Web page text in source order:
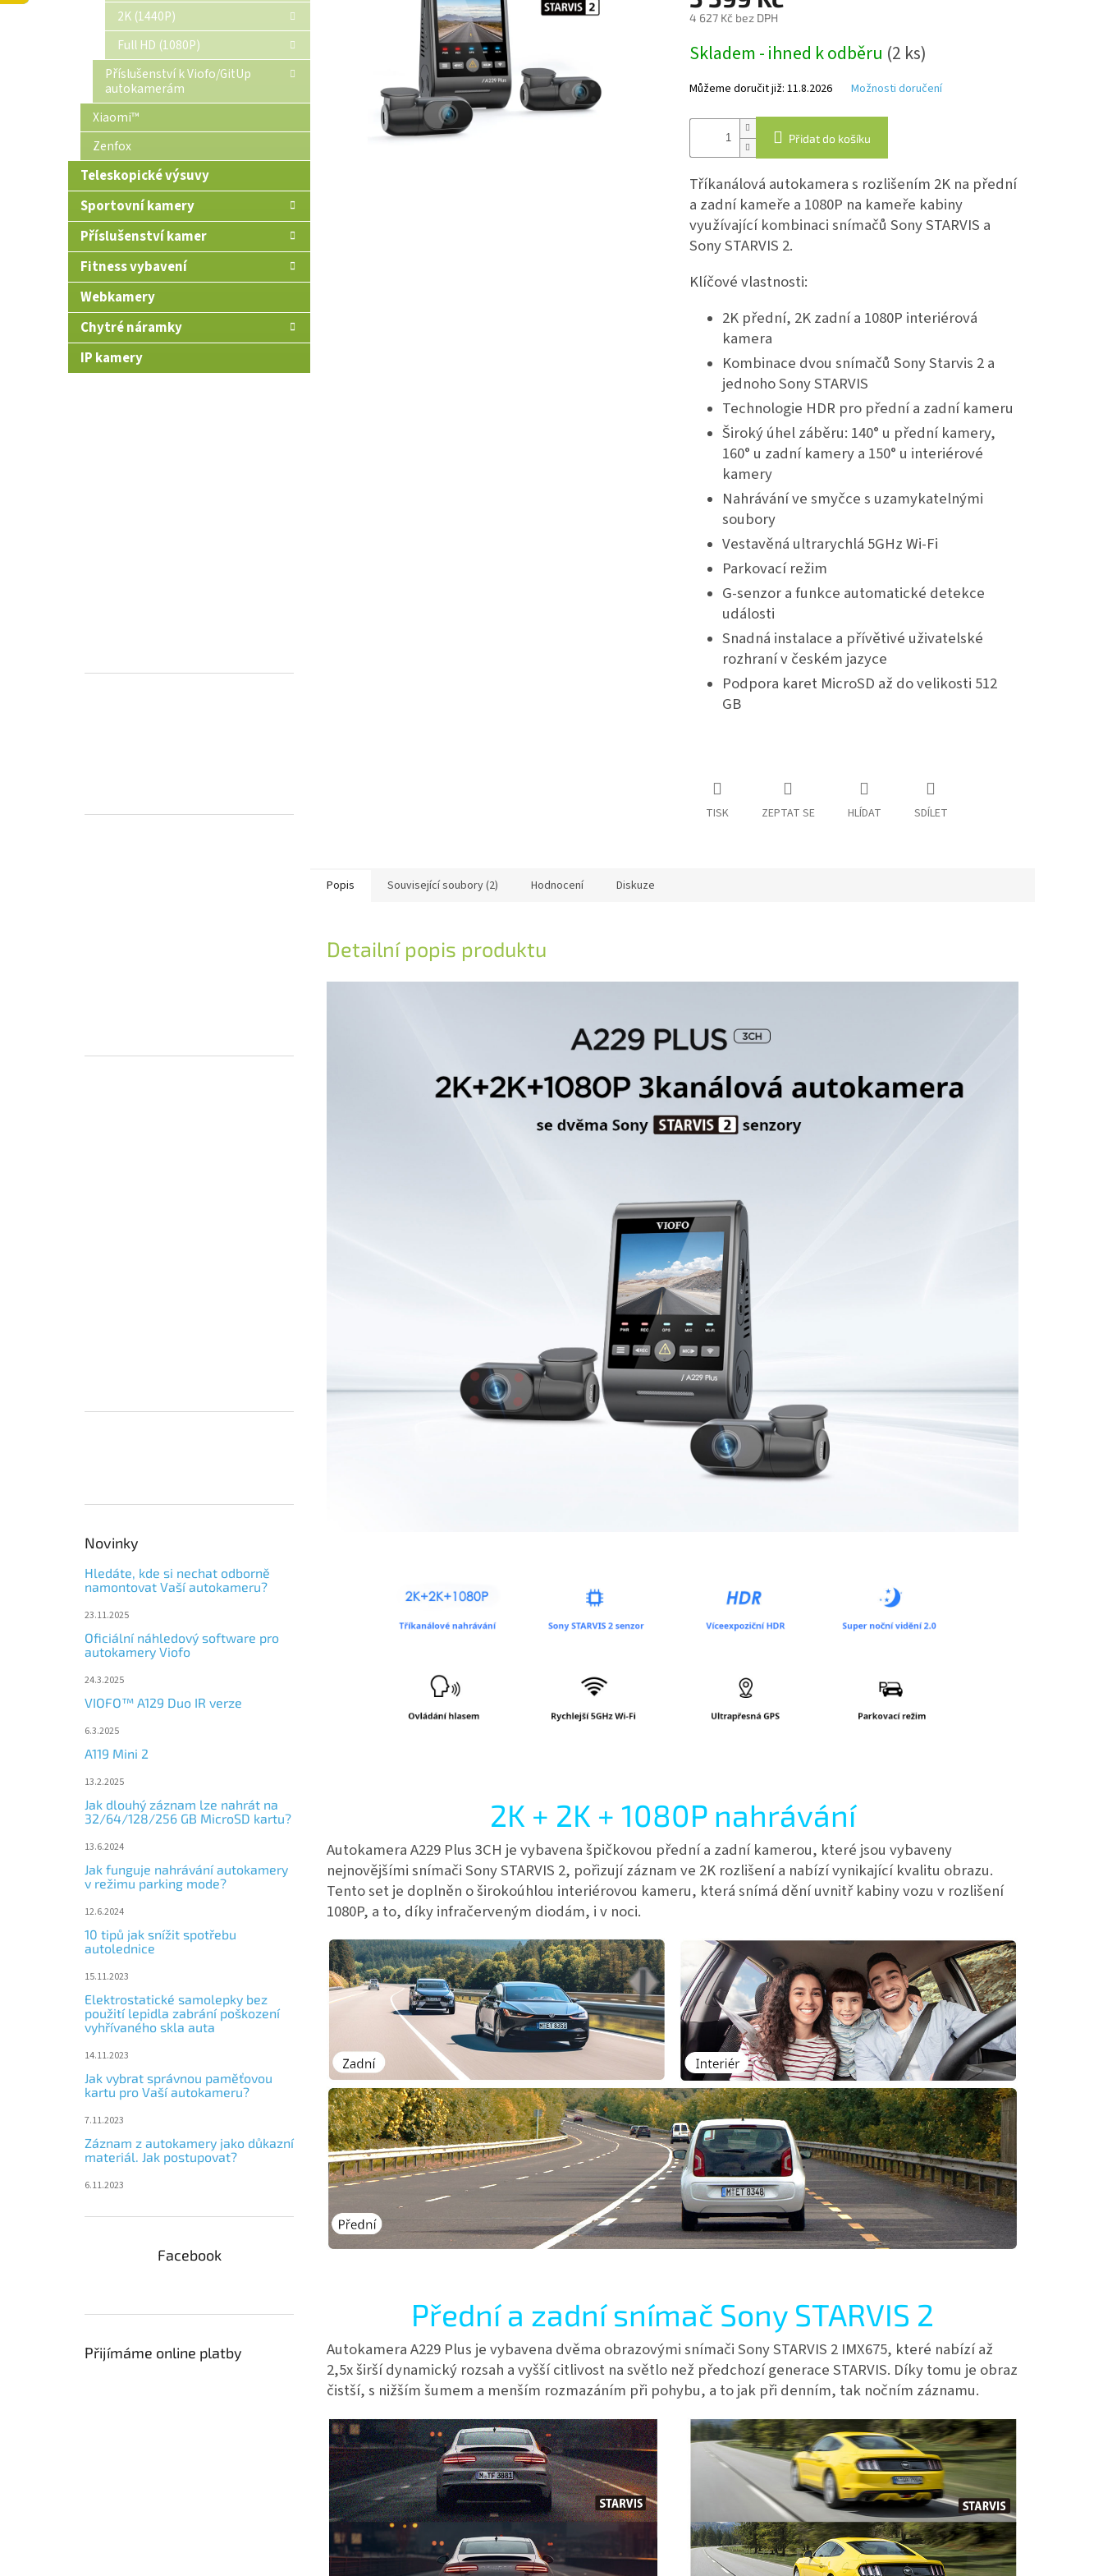
2K (1440P)
Full HD (1080P)
Příslušenství k Viofo/GitUp
autokamerám
Xiaomi™
Zenfox
Teleskopické výsuvy
Sportovní kamery
Příslušenství kamer
Fitness vybavení
Webkamery
Chytré náramky
IP kamery
Novinky
Hledáte, kde si nechat odborně
namontovat Vaší autokameru?
23.11.2025
Oficiální náhledový software pro
autokamery Viofo
24.3.2025
VIOFO™ A129 Duo IR verze
6.3.2025
A119 Mini 2
13.2.2025
Jak dlouhý záznam lze nahrát na
32/64/128/256 GB MicroSD kartu?
13.6.2024
Jak funguje nahrávání autokamery
v režimu parking mode?
12.6.2024
10 tipů jak snížit spotřebu
autolednice
15.11.2023
Elektrostatické samolepky bez
použití lepidla zabrání poškození
vyhřívaného skla auta
14.11.2023
Jak vybrat správnou paměťovou
kartu pro Vaší autokameru?
7.11.2023
Záznam z autokamery jako důkazní
materiál. Jak postupovat?
6.11.2023
Facebook
Přijímáme online platby
0,0
z
hvězdiček.
4 627 Kč bez DPH
cena:
Skladem - ihned k odběru (2 ks)
Můžeme doručit již: 11.8.2026 Možnosti doručení
Přidat do košíku
Tříkanálová autokamera s rozlišením 2K na přední
a zadní kameře a 1080P na kameře kabiny
využívající kombinaci snímačů Sony STARVIS a
Sony STARVIS 2.
Klíčové vlastnosti:
2K přední, 2K zadní a 1080P interiérová
kamera
Kombinace dvou snímačů Sony Starvis 2 a
jednoho Sony STARVIS
Technologie HDR pro přední a zadní kameru
Široký úhel záběru: 140° u přední kamery,
160° u zadní kamery a 150° u interiérové
kamery
Nahrávání ve smyčce s uzamykatelnými
soubory
Vestavěná ultrarychlá 5GHz Wi-Fi
Parkovací režim
G-senzor a funkce automatické detekce
události
Snadná instalace a přívětivé uživatelské
rozhraní v českém jazyce
Podpora karet MicroSD až do velikosti 512
GB
TISK ZEPTAT SE HLÍDAT SDÍLET
Popis Související soubory (2) Hodnocení Diskuze
Detailní popis produktu
2K + 2K + 1080P nahrávání
Autokamera A229 Plus 3CH je vybavena špičkovou přední a zadní kamerou, které jsou vybaveny
nejnovějšími snímači Sony STARVIS 2, pořizují záznam ve 2K rozlišení a nabízí vynikající kvalitu obrazu.
Tento set je doplněn o širokoúhlou interiérovou kameru, která snímá dění uvnitř kabiny vozu v rozlišení
1080P, a to, díky infračerveným diodám, i v noci.
Přední a zadní snímač Sony STARVIS 2
Autokamera A229 Plus je vybavena dvěma obrazovými snímači Sony STARVIS 2 IMX675, které nabízí až
2,5x širší dynamický rozsah a vyšší citlivost na světlo než předchozí generace STARVIS. Díky tomu je obraz
čistší, s nižším šumem a menším rozmazáním při pohybu, a to jak při denním, tak nočním záznamu.